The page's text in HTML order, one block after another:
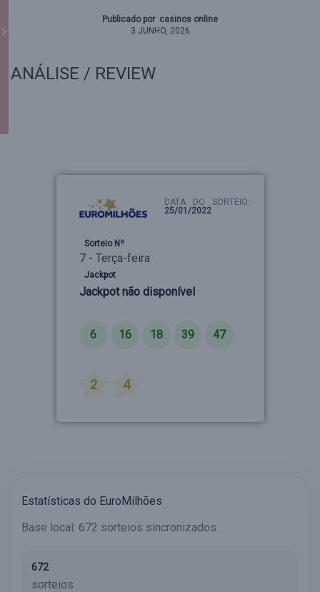
Publicado por casinos online
3 JUNHO, 2026
ANÁLISE / REVIEW
DATA DO SORTEIO:
25/01/2022
Sorteio Nº
7 - Terça-feira
Jackpot
Jackpot não disponível
6 16 18 39 47
2 4
Estatísticas do EuroMilhões
Base local: 672 sorteios sincronizados.
672
sorteios